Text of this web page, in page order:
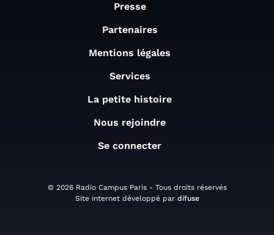
Presse
Partenaires
Mentions légales
Services
La petite histoire
Nous rejoindre
Se connecter
© 2026 Radio Campus Paris - Tous droits réservés
Site internet développé par difuse